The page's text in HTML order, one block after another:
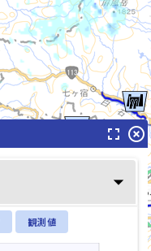
阿武隈川(
fullscreen highlight_off
arrow_drop_down
観測値